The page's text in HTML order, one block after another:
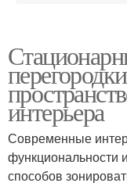
интерьера
Современные
функциональности
способов